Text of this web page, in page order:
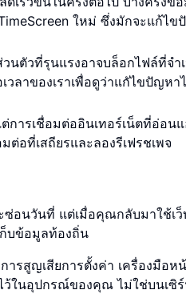
ใหม่ ซึ่งมักจะแก้ไข
ตัวที่รุนแรงอาจบล็อกไฟล์ที่จำ
วลาของเราเพื่อดูว่าแกัไขปัญหา
การเชื่อมต่ออินเทอร์เน็ตที่อ่อน
อที่เสถียรและลองรีเฟรชเพจ
อนวันที่ แต่เมื่อคุณกลับมาใช้เว็
บข้อมูลท้องถิ่น
รสูญเสียการตั้งค่า เครื่องมือห
ว้ในอุปกรณ์ของคุณ ไม่ใช่บนเซิร์